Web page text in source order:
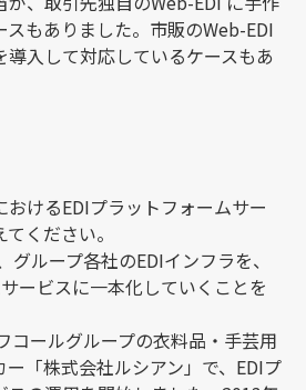
もありました。市販のWeb-EDI
導入して対応しているケースもあ
けるEDIプラットフォームサー
ください。
ループ各社のEDIインフラを、
ービスに一本化していくことを
コールグループの衣料品・手芸用
「株式会社ルシアン」で、EDIプ